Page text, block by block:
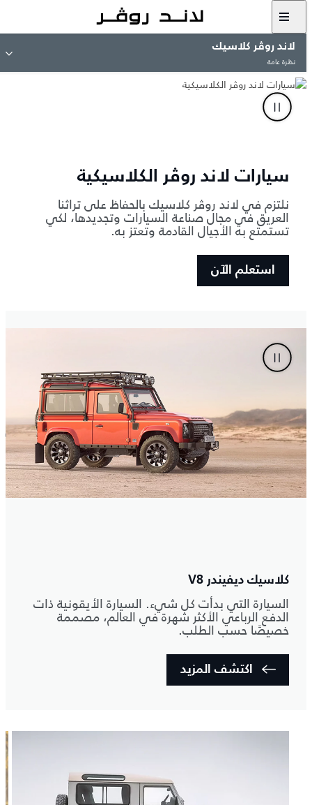
لاند روڤر كلاسيك
نظرة عامة
سيارات لاند روڤر الكلاسيكية
نلتزم في لاند روڤر كلاسيك بالحفاظ على تراثنا
العريق في مجال صناعة السيارات وتجديدها، لكي
تستمتع به الأجيال القادمة وتعتز به.
استعلم الآن
كلاسيك ديفيندر V8
السيارة التي بدأت كل شيء. السيارة الأيقونية ذات
الدفع الرباعي الأكثر شهرة في العالم، مصممة
خصيصًا حسب الطلب.
اكتشف المزيد